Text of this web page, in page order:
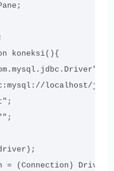
koneksi(){
localhost/java-
= "";